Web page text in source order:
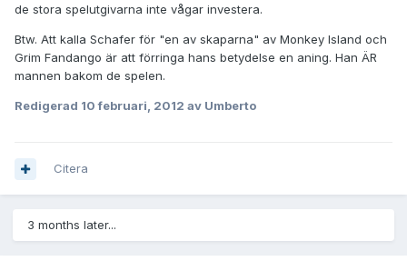
de stora spelutgivarna inte vågar investera.
Btw. Att kalla Schafer för "en av skaparna" av Monkey Island och
Grim Fandango är att förringa hans betydelse en aning. Han ÄR
mannen bakom de spelen.
Redigerad 10 februari, 2012 av Umberto
Citera
3 months later...